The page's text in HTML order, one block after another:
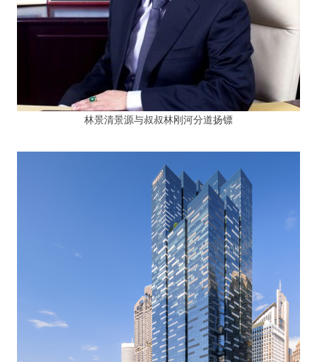
林景清景源与叔叔林刚河分道扬镖